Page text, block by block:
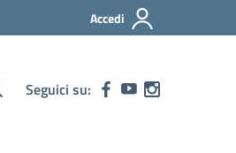
Accedi
Seguici su: